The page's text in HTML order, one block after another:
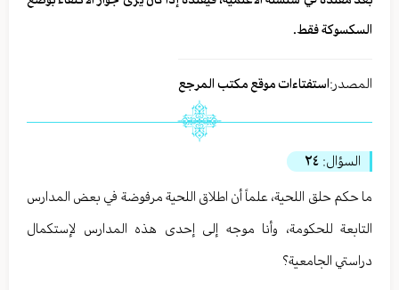
السكسوكة فقط.
المصدر:استفتاءات موقع مكتب المرجع
السؤال: ٢٤
ما حكم حلق اللحية، علماً أن اطلاق اللحية مرفوضة في بعض المدارس
التابعة للحكومة، وأنا موجه إلى إحدى هذه المدارس لإستكمال
دراستي الجامعية؟